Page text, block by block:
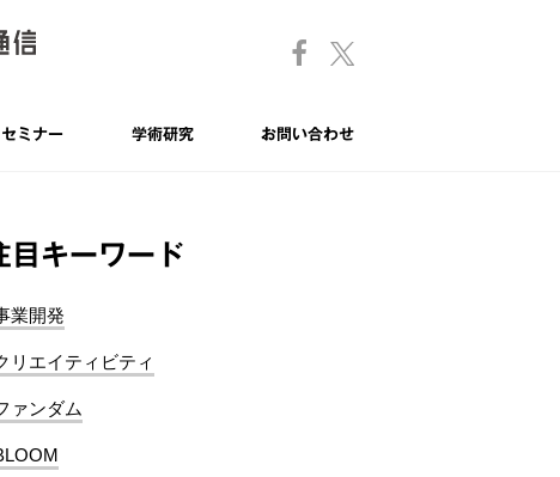
セミナー 学術研究 お問い合わせ
目キーワード
業開発
リエイティビティ
ァンダム